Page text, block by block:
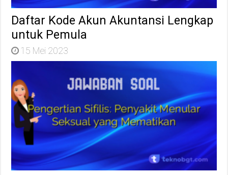
Daftar Kode Akun Akuntansi Lengkap
untuk Pemula
15 Mei 2023